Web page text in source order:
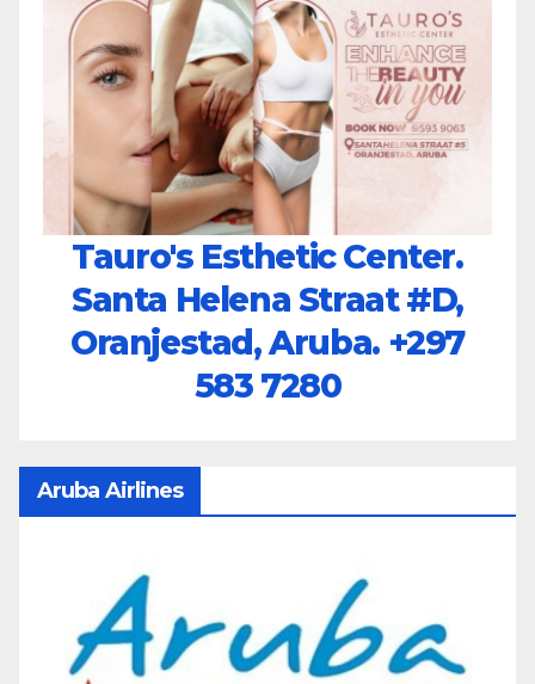
Tauro's Esthetic Center.
Santa Helena Straat #D,
Oranjestad, Aruba. +297
583 7280
Aruba Airlines